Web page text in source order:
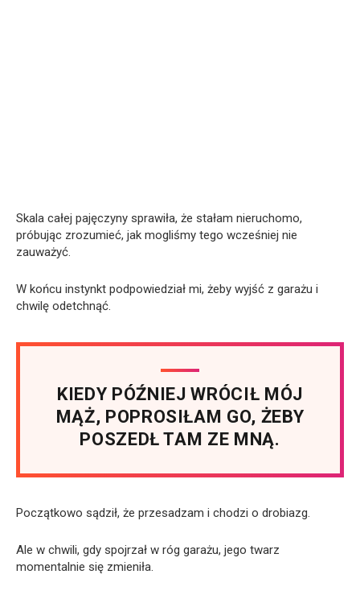
Skala całej pajęczyny sprawiła, że stałam nieruchomo,
próbując zrozumieć, jak mogliśmy tego wcześniej nie
zauważyć.
W końcu instynkt podpowiedział mi, żeby wyjść z garażu i
chwilę odetchnąć.
KIEDY PÓŹNIEJ WRÓCIŁ MÓJ
MĄŻ, POPROSIŁAM GO, ŻEBY
POSZEDŁ TAM ZE MNĄ.
Początkowo sądził, że przesadzam i chodzi o drobiazg.
Ale w chwili, gdy spojrzał w róg garażu, jego twarz
momentalnie się zmieniła.